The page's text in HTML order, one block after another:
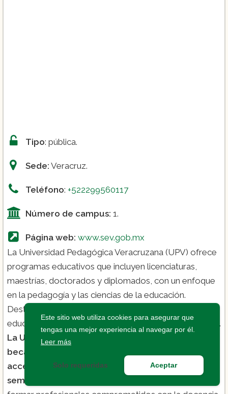
Tipo: pública.
Sede: Veracruz.
Teléfono: +522299560117
Número de campus: 1.
Página web: www.sev.gob.mx
La Universidad Pedagógica Veracruzana (UPV) ofrece
programas educativos que incluyen licenciaturas,
maestrías, doctorados y diplomados, con un enfoque
en la pedagogía y las ciencias de la educación.
Destacan en áreas como educación básica, gestión
educativa, educación especial e intervención educativa.
La UPV, fundada en 1980, brinda programas de
becas y cuenta con costos de matrícula
accesibles, que varían entre 800 y 1,000 pesos por
semestre
Este sitio web utiliza cookies para asegurar que
tengas una mejor experiencia al navegar por él.
Leer más
Solo requeridas Aceptar